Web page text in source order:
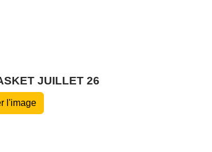
JUILLET 26
l'image